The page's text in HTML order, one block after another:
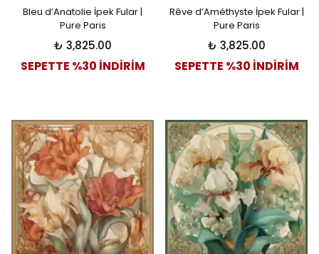
Bleu d’Anatolie İpek Fular |
Pure Paris
₺ 3,825.00
SEPETTE %30 İNDİRİM
Rêve d’Améthyste İpek Fular |
Pure Paris
₺ 3,825.00
SEPETTE %30 İNDİRİM